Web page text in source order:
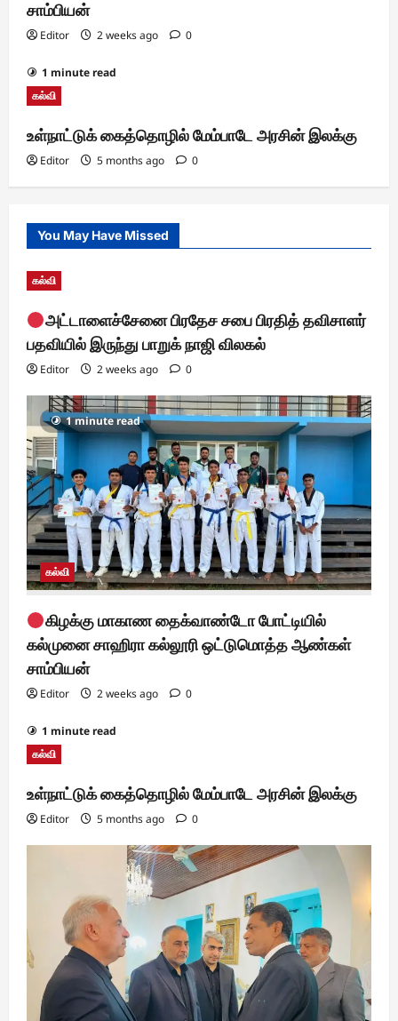
சாம்பியன்
Editor 2 weeks ago 0
1 minute read
கல்வி
உள்நாட்டுக் கைத்தொழில் மேம்பாடே அரசின் இலக்கு
Editor 5 months ago 0
You May Have Missed
கல்வி
அட்டாளைச்சேனை பிரதேச சபை பிரதித் தவிசாளர்
பதவியில் இருந்து பாறுக் நாஜி விலகல்
Editor 2 weeks ago 0
1 minute read
கல்வி
கிழக்கு மாகாண தைக்வாண்டோ போட்டியில்
கல்முனை சாஹிரா கல்லூரி ஒட்டுமொத்த ஆண்கள்
சாம்பியன்
Editor 2 weeks ago 0
1 minute read
கல்வி
உள்நாட்டுக் கைத்தொழில் மேம்பாடே அரசின் இலக்கு
Editor 5 months ago 0